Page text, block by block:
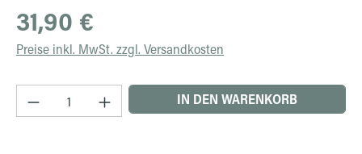
Regulärer Preis:
31,90 €
Preise inkl. MwSt. zzgl. Versandkosten
Produkt Anzahl: Gib den gewünschten Wert
IN DEN WARENKORB